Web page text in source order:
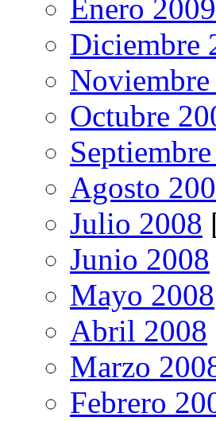
Enero 2009
Diciembre
Octubre
Agosto
Julio 2008
Junio 2008
Mayo 2008
Abril 2008
Marzo
Febrero